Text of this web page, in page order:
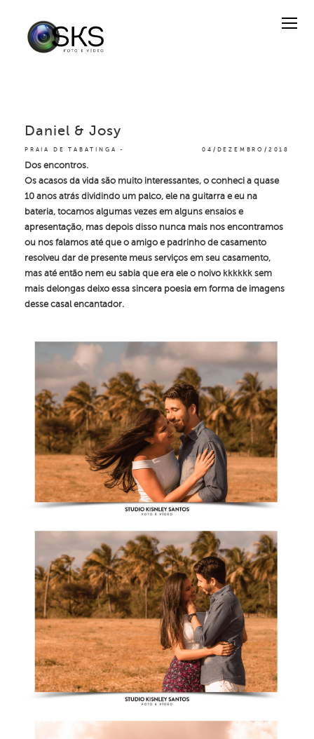
PRAIA DE TABATINGA 04/DEZEMBRO/2018
Daniel & Josy
Dos encontros.
Os acasos da vida são muito interessantes, o conheci a quase
10 anos atrás dividindo um palco, ele na guitarra e eu na
bateria, tocamos algumas vezes em alguns ensaios e
apresentação, mas depois disso nunca mais nos encontramos
ou nos falamos até que o amigo e padrinho de casamento
resolveu dar de presente meus serviços em seu casamento,
mas até então nem eu sabia que era ele o noivo kkkkkk sem
mais delongas deixo essa sincera poesia em forma de imagens
desse casal encantador.